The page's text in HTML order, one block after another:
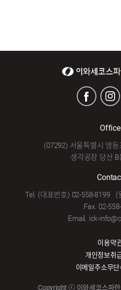
Office
(07292) 서울특별시 영
생각공장 당산
Tel. (대표번호) 02-558-8199 (
Fax. 02-
Email. ick-
이용약
개인정보취
이메일주소무
Copyright ⓒ 이와세코스파